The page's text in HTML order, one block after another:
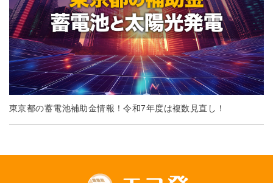
東京都の蓄電池補助金情報！令和7年度は複数見直し！